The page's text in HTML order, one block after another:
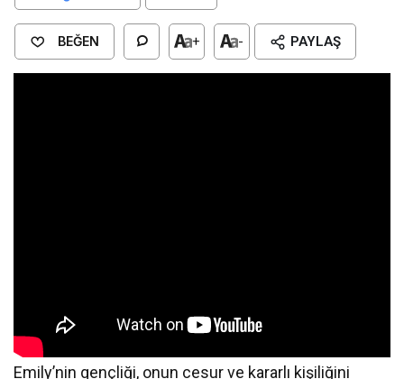
BEĞEN + - PAYLAŞ
Emily’nin gençliği, onun cesur ve kararlı kişiliğini